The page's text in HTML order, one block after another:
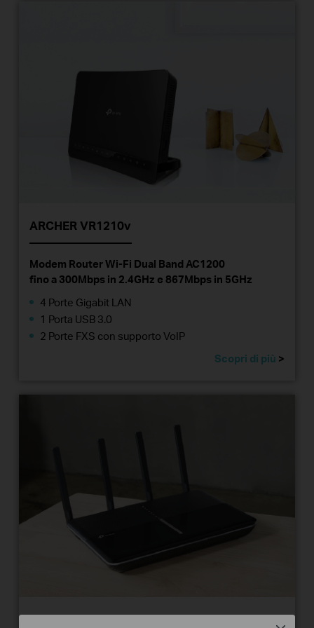
ARCHER VR1210v
Modem Router Wi-Fi Dual Band AC1200
fino a 300Mbps in 2.4GHz e 867Mbps in 5GHz
4 Porte Gigabit LAN
1 Porta USB 3.0
2 Porte FXS con supporto VoIP
Scopri di più >
ARCHER VR2800v